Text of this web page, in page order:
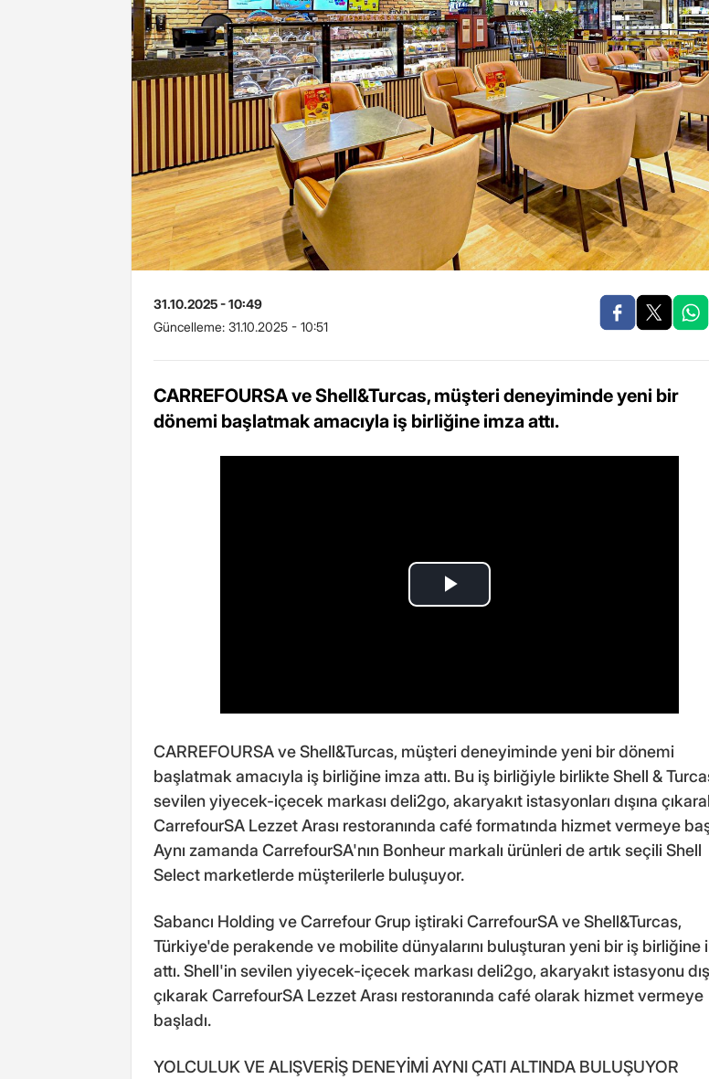
31.10.2025 - 10:49
Güncelleme: 31.10.2025 - 10:51
CARREFOURSA ve Shell&Turcas, müşteri deneyiminde yeni bir
dönemi başlatmak amacıyla iş birliğine imza attı.
CARREFOURSA ve Shell&Turcas, müşteri deneyiminde yeni bir dönemi
başlatmak amacıyla iş birliğine imza attı. Bu iş birliğiyle birlikte Shell &
sevilen yiyecek-içecek markası deli2go, akaryakıt istasyonları dışına
CarrefourSA Lezzet Arası restoranında café formatında hizmet vermeye
Aynı zamanda CarrefourSA'nın Bonheur markalı ürünleri de artık seçili Shell
Select marketlerde müşterilerle buluşuyor.
Sabancı Holding ve Carrefour Grup iştiraki CarrefourSA ve Shell&Turcas,
Türkiye'de perakende ve mobilite dünyalarını buluşturan yeni bir iş birliğine
attı. Shell'in sevilen yiyecek-içecek markası deli2go, akaryakıt istasyonu
çıkarak CarrefourSA Lezzet Arası restoranında café olarak hizmet vermeye
başladı.
YOLCULUK VE ALIŞVERİŞ DENEYİMİ AYNI ÇATI ALTINDA BULUŞUYOR